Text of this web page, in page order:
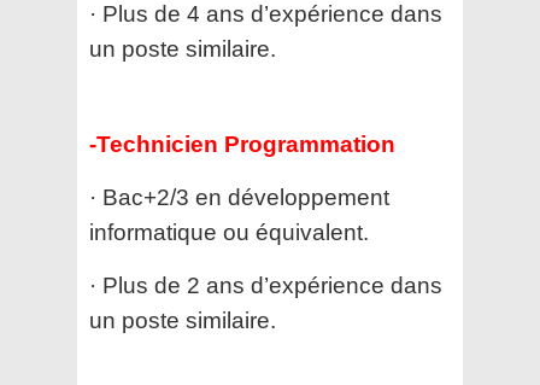
· Plus de 4 ans d’expérience dans
un poste similaire.
-Technicien Programmation
· Bac+2/3 en développement
informatique ou équivalent.
· Plus de 2 ans d’expérience dans
un poste similaire.